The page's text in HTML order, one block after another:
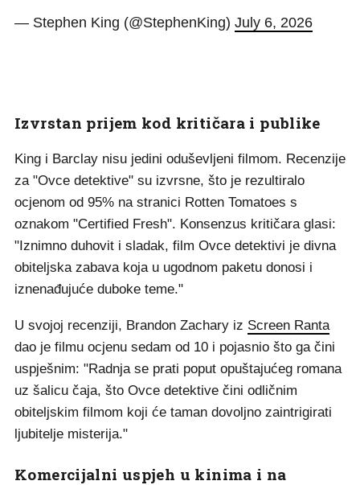
— Stephen King (@StephenKing) July 6, 2026
Izvrstan prijem kod kritičara i publike
King i Barclay nisu jedini oduševljeni filmom. Recenzije
za "Ovce detektive" su izvrsne, što je rezultiralo
ocjenom od 95% na stranici Rotten Tomatoes s
oznakom "Certified Fresh". Konsenzus kritičara glasi:
"Iznimno duhovit i sladak, film Ovce detektivi je divna
obiteljska zabava koja u ugodnom paketu donosi i
iznenađujuće duboke teme."
U svojoj recenziji, Brandon Zachary iz Screen Ranta
dao je filmu ocjenu sedam od 10 i pojasnio što ga čini
uspješnim: "Radnja se prati poput opuštajućeg romana
uz šalicu čaja, što Ovce detektive čini odličnim
obiteljskim filmom koji će taman dovoljno zaintrigirati
ljubitelje misterija."
Komercijalni uspjeh u kinima i na